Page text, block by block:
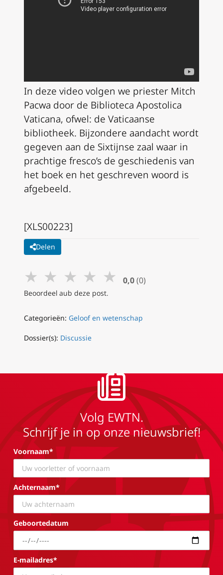
In deze video volgen we priester Mitch
Pacwa door de Biblioteca Apostolica
Vaticana, ofwel: de Vaticaanse
bibliotheek. Bijzondere aandacht wordt
gegeven aan de Sixtijnse zaal waar in
prachtige fresco’s de geschiedenis van
het boek en het geschreven woord is
afgebeeld.
[XLS00223]
Delen
★ ★ ★ ★ ★ 0,0 (0)
Beoordeel aub deze post.
Categorieën: Geloof en wetenschap
Dossier(s): Discussie
Volg EWTN.
Schrijf je in op onze nieuwsbrief!
Voornaam*
Achternaam*
Geboortedatum
E-mailadres*